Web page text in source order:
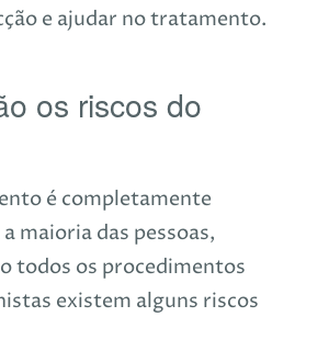
e ajudar no tratamento.
os riscos do
é completamente
maioria das pessoas,
todos os procedimentos
existem alguns riscos